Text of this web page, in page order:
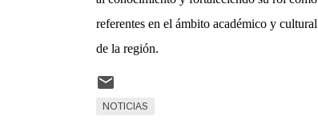
referentes en el ámbito académico y cultural
de la región.
NOTICIAS